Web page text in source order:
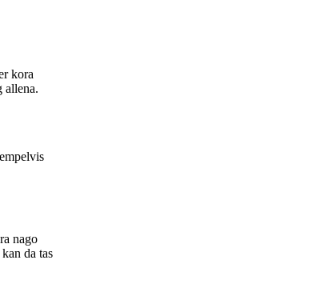
kora
allena.
nago
da tas